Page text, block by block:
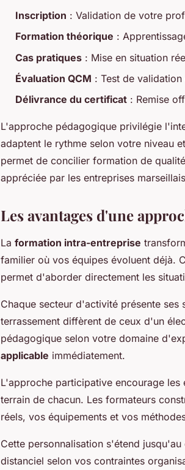
Inscription : Validation de votre
Formation théorique :
Cas pratiques : Mise en situation
Évaluation QCM : Test de
Délivrance du certificat : Remise
L'approche pédagogique privilégie
adaptent le rythme selon votre niveau
permet de concilier formation de
appréciée par les entreprises
Les avantages d'une
La formation intra-entreprise
familier où vos équipes évoluent déjà.
permet d'aborder directement les
Chaque secteur d'activité présente
terrassement diffèrent de ceux d'un
pédagogique selon votre domaine
applicable immédiatement.
L'approche participative encourage
terrain de chacun. Les formateurs
réels, vos équipements et vos
Cette personnalisation s'étend
distanciel selon vos contraintes